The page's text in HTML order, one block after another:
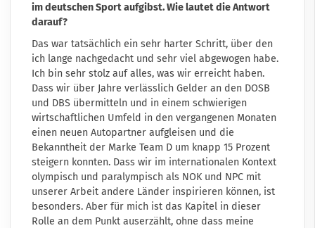
im deutschen Sport aufgibst. Wie lautet die Antwort
darauf?
Das war tatsächlich ein sehr harter Schritt, über den
ich lange nachgedacht und sehr viel abgewogen habe.
Ich bin sehr stolz auf alles, was wir erreicht haben.
Dass wir über Jahre verlässlich Gelder an den DOSB
und DBS übermitteln und in einem schwierigen
wirtschaftlichen Umfeld in den vergangenen Monaten
einen neuen Autopartner aufgleisen und die
Bekanntheit der Marke Team D um knapp 15 Prozent
steigern konnten. Dass wir im internationalen Kontext
olympisch und paralympisch als NOK und NPC mit
unserer Arbeit andere Länder inspirieren können, ist
besonders. Aber für mich ist das Kapitel in dieser
Rolle an dem Punkt auserzählt, ohne dass meine